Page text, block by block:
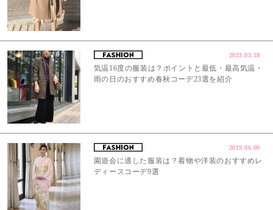
2023.03.18
気温16度の服装は？ポイントと最低・最高気温・
雨の日のおすすめ春秋コーデ23選を紹介
2019.06.09
園遊会に適した服装は？着物や洋装のおすすめレ
ディースコーデ9選